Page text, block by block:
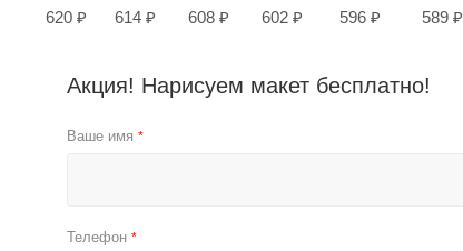
620 ₽
614 ₽
608 ₽
602 ₽
596 ₽
589 ₽
Акция! Нарисуем макет бесплатно!
Ваше имя *
Телефон *